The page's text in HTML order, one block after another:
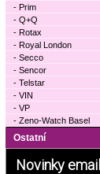
- Prim
- Q+Q
- Rotax
- Royal London
- Secco
- Sencor
- Telstar
- VIN
- VP
- Zeno-Watch Basel
Ostatní
Novinky